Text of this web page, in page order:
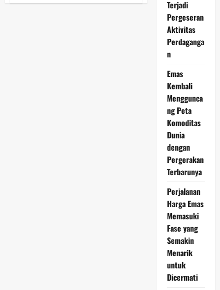
Perak
Terjadi
Pergeseran
Aktivitas
Perdaganga
n
Emas
Kembali
Menggunca
ng Peta
Komoditas
Dunia
dengan
Pergerakan
Terbarunya
Perjalanan
Harga Emas
Memasuki
Fase yang
Semakin
Menarik
untuk
Dicermati